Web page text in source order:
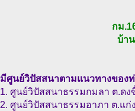
กม
บ้า
มีศูนย์วิปัสสนาตามแนวทางของ
1. ศูนย์วิปัสสนาธรรมกมลา ต.ดง
2. ศูนย์วิปัสสนาธรรมอาภา ต.แ